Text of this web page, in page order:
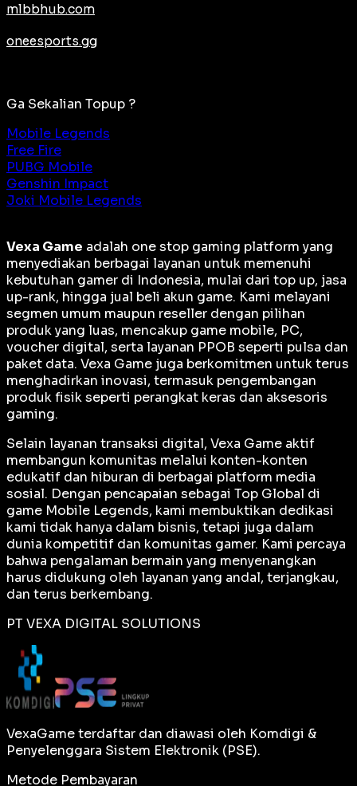
mlbbhub.com
oneesports.gg
Ga Sekalian Topup ?
Mobile Legends
Free Fire
PUBG Mobile
Genshin Impact
Joki Mobile Legends
Vexa Game adalah one stop gaming platform yang
menyediakan berbagai layanan untuk memenuhi
kebutuhan gamer di Indonesia, mulai dari top up, jasa
up-rank, hingga jual beli akun game. Kami melayani
segmen umum maupun reseller dengan pilihan
produk yang luas, mencakup game mobile, PC,
voucher digital, serta layanan PPOB seperti pulsa dan
paket data. Vexa Game juga berkomitmen untuk terus
menghadirkan inovasi, termasuk pengembangan
produk fisik seperti perangkat keras dan aksesoris
gaming.
Selain layanan transaksi digital, Vexa Game aktif
membangun komunitas melalui konten-konten
edukatif dan hiburan di berbagai platform media
sosial. Dengan pencapaian sebagai Top Global di
game Mobile Legends, kami membuktikan dedikasi
kami tidak hanya dalam bisnis, tetapi juga dalam
dunia kompetitif dan komunitas gamer. Kami percaya
bahwa pengalaman bermain yang menyenangkan
harus didukung oleh layanan yang andal, terjangkau,
dan terus berkembang.
PT VEXA DIGITAL SOLUTIONS
VexaGame terdaftar dan diawasi oleh Komdigi &
Penyelenggara Sistem Elektronik (PSE).
Metode Pembayaran